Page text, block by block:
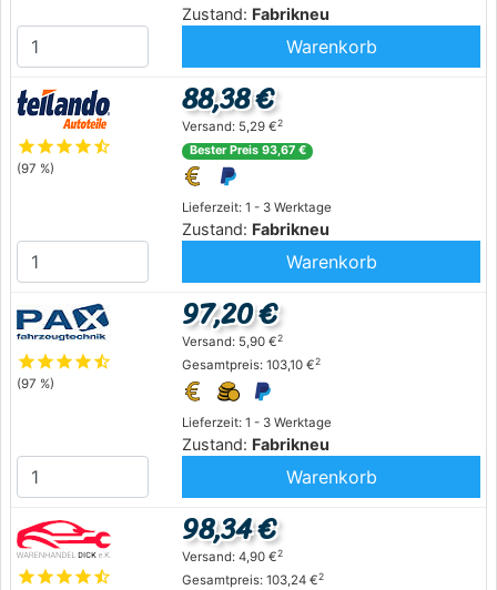
Zustand: Fabrikneu
Warenkorb
starstarstarstarstar_half
(97 %)
Lieferzeit: 1 - 3 Werktage
Zustand: Fabrikneu
88,38 €
Versand: 5,29 €2
Bester Preis 93,67 €
Warenkorb
starstarstarstarstar_half
(97 %)
Lieferzeit: 1 - 3 Werktage
Zustand: Fabrikneu
97,20 €
Versand: 5,90 €2
Gesamtpreis: 103,10 €2
Warenkorb
starstarstarstarstar_half
98,34 €
Versand: 4,90 €2
Gesamtpreis: 103,24 €2